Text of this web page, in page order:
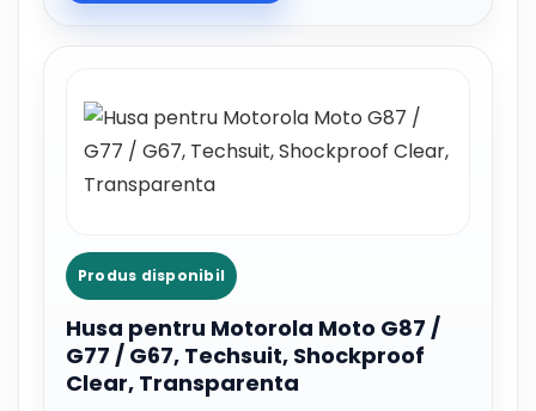
Produs disponibil
Husa pentru Motorola Moto G87 /
G77 / G67, Techsuit, Shockproof
Clear, Transparenta